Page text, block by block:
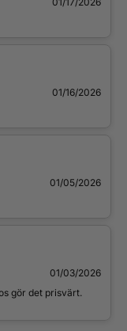
01/16/2026
01/05/2026
01/03/2026
gör det prisvärt.